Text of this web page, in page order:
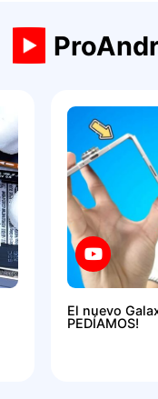
El nuevo
PEDÍAMOS!